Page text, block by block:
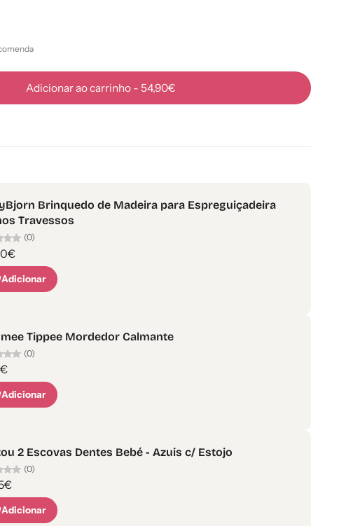
Adicionar ao carrinho - 54,90€
Brinquedo de Madeira para Espreguiçadeira
Travessos
(0)
Adicionar
Tippee Mordedor Calmante
(0)
Adicionar
2 Escovas Dentes Bebé - Azuis c/ Estojo
(0)
Adicionar